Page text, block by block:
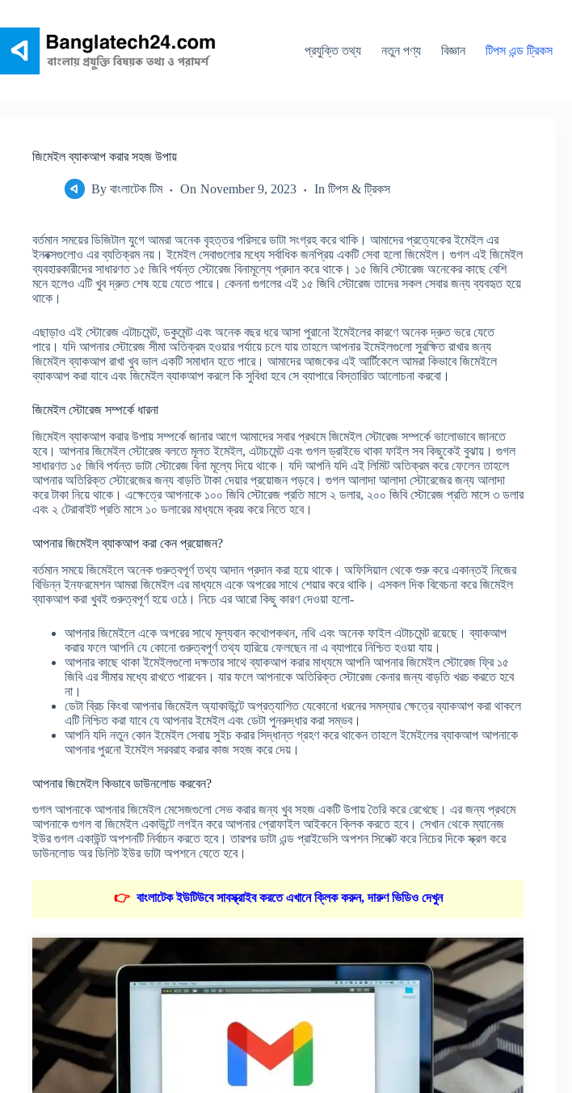
প্রযুক্তি তথ্য
নতুন পণ্য বিজ্ঞান টিপস এন্ড ট্রিকস
জিমেইল ব্যাকআপ করার সহজ উপায়
By বাংলাটেক টিম On November 9, 2023 In টিপস & ট্রিকস
বর্তমান সময়ের ডিজিটাল যুগে আমরা অনেক বৃহত্তর পরিসরে ডাটা সংগ্রহ করে থাকি। আমাদের প্রত্যেকের ইমেইল এর
ইনবক্সগুলোও এর ব্যতিক্রম নয়। ইমেইল সেবাগুলোর মধ্যে সর্বাধিক জনপ্রিয় একটি সেবা হলো জিমেইল। গুগল এই জিমেইল
ব্যবহারকারীদের সাধারণত ১৫ জিবি পর্যন্ত স্টোরেজ বিনামূল্যে প্রদান করে থাকে। ১৫ জিবি স্টোরেজ অনেকের কাছে বেশি
মনে হলেও এটি খুব দ্রুত শেষ হয়ে যেতে পারে। কেননা গুগলের এই ১৫ জিবি স্টোরেজ তাদের সকল সেবার জন্য ব্যবহৃত হয়ে
থাকে।
এছাড়াও এই স্টোরেজ এটাচমেন্ট, ডকুমেন্ট এবং অনেক বছর ধরে আসা পুরানো ইমেইলের কারণে অনেক দ্রুত ভরে যেতে
পারে। যদি আপনার স্টোরেজ সীমা অতিক্রম হওয়ার পর্যায়ে চলে যায় তাহলে আপনার ইমেইলগুলো সুরক্ষিত রাখার জন্য
জিমেইল ব্যাকআপ রাখা খুব ভাল একটি সমাধান হতে পারে। আমাদের আজকের এই আর্টিকেলে আমরা কিভাবে জিমেইলে
ব্যাকআপ করা যাবে এবং জিমেইল ব্যাকআপ করলে কি সুবিধা হবে সে ব্যাপারে বিস্তারিত আলোচনা করবো।
জিমেইল স্টোরেজ সম্পর্কে ধারনা
জিমেইল ব্যাকআপ করার উপায় সম্পর্কে জানার আগে আমাদের সবার প্রথমে জিমেইল স্টোরেজ সম্পর্কে ভালোভাবে জানতে
হবে। আপনার জিমেইল স্টোরেজ বলতে মূলত ইমেইল, এটাচমেন্ট এবং গুগল ড্রাইভে থাকা ফাইল সব কিছুকেই বুঝায়। গুগল
সাধারণত ১৫ জিবি পর্যন্ত ডাটা স্টোরেজ বিনা মূল্যে দিয়ে থাকে। যদি আপনি যদি এই লিমিট অতিক্রম করে ফেলেন তাহলে
আপনার অতিরিক্ত স্টোরেজের জন্য বাড়তি টাকা দেয়ার প্রয়োজন পড়বে। গুগল আলাদা আলাদা স্টোরেজের জন্য আলাদা
করে টাকা নিয়ে থাকে। এক্ষেত্রে আপনাকে ১০০ জিবি স্টোরেজ প্রতি মাসে ২ ডলার, ২০০ জিবি স্টোরেজ প্রতি মাসে ৩ ডলার
এবং ২ টেরাবাইট প্রতি মাসে ১০ ডলারের মাধ্যমে ক্রয় করে নিতে হবে।
আপনার জিমেইল ব্যাকআপ করা কেন প্রয়োজন?
বর্তমান সময়ে জিমেইলে অনেক গুরুত্বপূর্ণ তথ্য আদান প্রদান করা হয়ে থাকে। অফিসিয়াল থেকে শুরু করে একান্তই নিজের
বিভিন্ন ইনফরমেশন আমরা জিমেইল এর মাধ্যমে একে অপরের সাথে শেয়ার করে থাকি। এসকল দিক বিবেচনা করে জিমেইল
ব্যাকআপ করা খুবই গুরুত্বপূর্ণ হয়ে ওঠে। নিচে এর আরো কিছু কারণ দেওয়া হলো-
আপনার জিমেইলে একে অপরের সাথে মূল্যবান কথোপকথন, নথি এবং অনেক ফাইল এটাচমেন্ট রয়েছে। ব্যাকআপ
করার ফলে আপনি যে কোনো গুরুত্বপূর্ণ তথ্য হারিয়ে ফেলছেন না এ ব্যাপারে নিশ্চিত হওয়া যায়।
আপনার কাছে থাকা ইমেইলগুলো দক্ষতার সাথে ব্যাকআপ করার মাধ্যমে আপনি আপনার জিমেইল স্টোরেজ ফ্রি ১৫
জিবি এর সীমার মধ্যে রাখতে পারবেন। যার ফলে আপনাকে অতিরিক্ত স্টোরেজ কেনার জন্য বাড়তি খরচ করতে হবে
না।
ডেটা ব্রিচ কিংবা আপনার জিমেইল অ্যাকাউন্টে অপ্রত্যাশিত যেকোনো ধরনের সমস্যার ক্ষেত্রে ব্যাকআপ করা থাকলে
এটি নিশ্চিত করা যাবে যে আপনার ইমেইল এবং ডেটা পুনরুদ্ধার করা সম্ভব।
আপনি যদি নতুন কোন ইমেইল সেবায় সুইচ করার সিদ্ধান্ত গ্রহণ করে থাকেন তাহলে ইমেইলের ব্যাকআপ আপনাকে
আপনার পুরনো ইমেইল সরবরাহ করার কাজ সহজ করে দেয়।
আপনার জিমেইল কিভাবে ডাউনলোড করবেন?
গুগল আপনাকে আপনার জিমেইল মেসেজগুলো সেভ করার জন্য খুব সহজ একটি উপায় তৈরি করে রেখেছে। এর জন্য প্রথমে
আপনাকে গুগল বা জিমেইল একাউন্টে লগইন করে আপনার প্রোফাইল আইকনে ক্লিক করতে হবে। সেখান থেকে ম্যানেজ
ইউর গুগল একাউন্ট অপশনটি নির্বাচন করতে হবে। তারপর ডাটা এন্ড প্রাইভেসি অপশন সিলেক্ট করে নিচের দিকে স্ক্রল করে
ডাউনলোড অর ডিলিট ইউর ডাটা অপশনে যেতে হবে।
👉 বাংলাটেক ইউটিউবে সাবস্ক্রাইব করতে এখানে ক্লিক করুন, দারুণ ভিডিও দেখুন